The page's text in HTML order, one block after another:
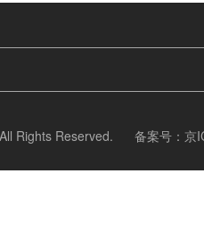
Rights Reserved. 备案号： 京